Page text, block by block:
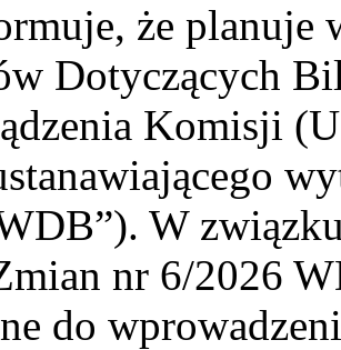
że planuje
Dotyczących
Komisji
W
nr 6/2026
do